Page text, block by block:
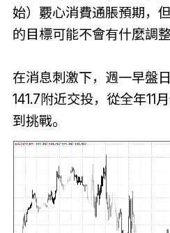
始）覈心消費通脹預期，
的目標可能不會有什麼調整
在消息刺激下，週一早盤
141.7附近交投，從全年11
到挑戰。